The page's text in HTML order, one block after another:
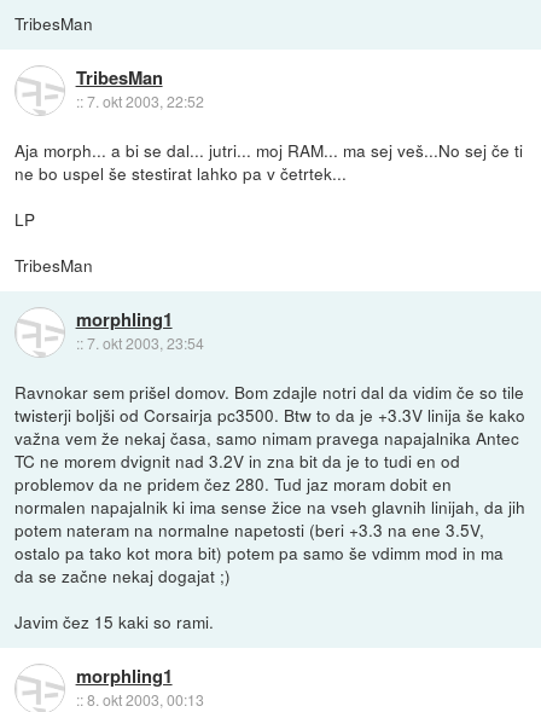
TribesMan
TribesMan
::7. okt 2003, 22:52
Aja morph... a bi se dal... jutri... moj RAM... ma sej veš...No sej če ti
ne bo uspel še stestirat lahko pa v četrtek...
LP
TribesMan
morphling1
::7. okt 2003, 23:54
Ravnokar sem prišel domov. Bom zdajle notri dal da vidim če so tile
twisterji boljši od Corsairja pc3500. Btw to da je +3.3V linija še kako
važna vem že nekaj časa, samo nimam pravega napajalnika Antec
TC ne morem dvignit nad 3.2V in zna bit da je to tudi en od
problemov da ne pridem čez 280. Tud jaz moram dobit en
normalen napajalnik ki ima sense žice na vseh glavnih linijah, da jih
potem nateram na normalne napetosti (beri +3.3 na ene 3.5V,
ostalo pa tako kot mora bit) potem pa samo še vdimm mod in ma
da se začne nekaj dogajat ;)
Javim čez 15 kaki so rami.
morphling1
::8. okt 2003, 00:13